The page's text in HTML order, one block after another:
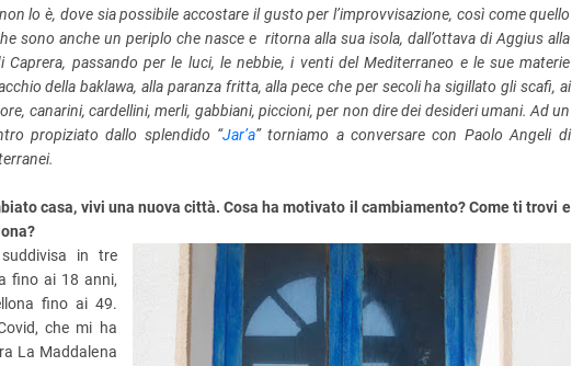
lo è, dove sia possibile accostare il gusto per l’improvvisazione, così come quello
sono anche un periplo che nasce e ritorna alla sua isola, dall’ottava di Aggius alla
Caprera, passando per le luci, le nebbie, i venti del Mediterraneo e le sue materie
della baklawa, alla paranza fritta, alla pece che per secoli ha sigillato gli scafi, ai
canarini, cardellini, merli, gabbiani, piccioni, per non dire dei desideri umani. Ad un
propiziato dallo splendido “Jar’a” torniamo a conversare con Paolo Angeli di
casa, vivi una nuova città. Cosa ha motivato il cambiamento? Come ti trovi e
in tre
fino ai 18 anni,
fino ai 49.
che mi ha
La Maddalena